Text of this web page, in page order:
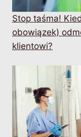
Stop taśma!
obowiązek)
klientowi?